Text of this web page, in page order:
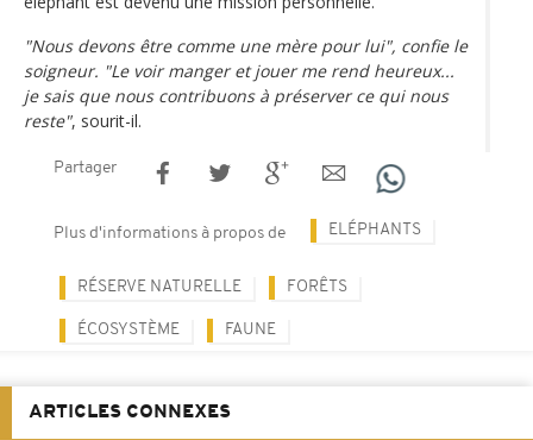
"Nous devons être comme une mère pour lui", confie le
soigneur. "Le voir manger et jouer me rend heureux...
je sais que nous contribuons à préserver ce qui nous
reste", sourit-il.
Partager
Plus d'informations à propos de ELÉPHANTS
RÉSERVE NATURELLE FORÊTS
ÉCOSYSTÈME FAUNE
ARTICLES CONNEXES